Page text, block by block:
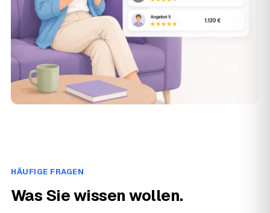
HÄUFIGE FRAGEN
Was Sie wissen wollen.